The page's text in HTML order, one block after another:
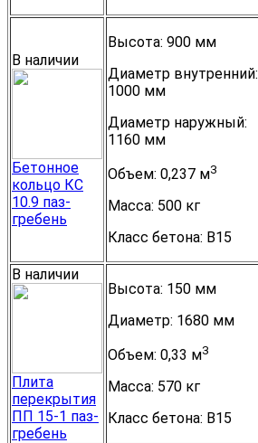
В наличии
Бетонное
кольцо КС
10.9 паз-
гребень
Высота: 900 мм
Диаметр внутренний:
1000 мм
Диаметр наружный:
1160 мм
Объем: 0,237 м3
Масса: 500 кг
Класс бетона: B15
В наличии
Плита
перекрытия
ПП 15-1 паз-
гребень
Высота: 150 мм
Диаметр: 1680 мм
Объем: 0,33 м3
Масса: 570 кг
Класс бетона: B15